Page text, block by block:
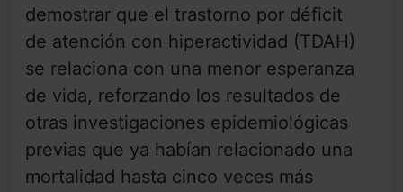
demostrar que el trastorno por déficit
de atención con hiperactividad (TDAH)
se relaciona con una menor esperanza
de vida, reforzando los resultados de
otras investigaciones epidemiológicas
previas que ya habían relacionado una
mortalidad hasta cinco veces más